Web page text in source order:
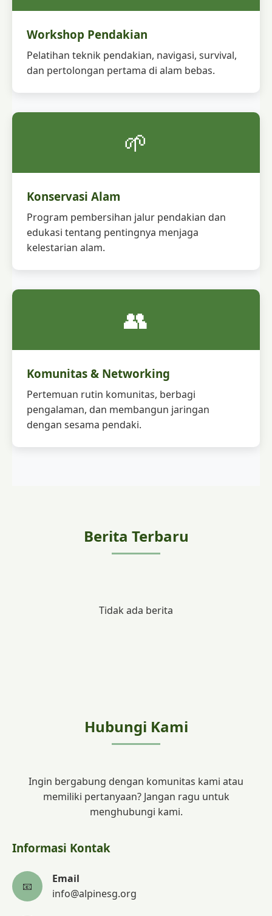
Workshop Pendakian
Pelatihan teknik pendakian, navigasi, survival,
dan pertolongan pertama di alam bebas.
🌱
Konservasi Alam
Program pembersihan jalur pendakian dan
edukasi tentang pentingnya menjaga
kelestarian alam.
👥
Komunitas & Networking
Pertemuan rutin komunitas, berbagi
pengalaman, dan membangun jaringan
dengan sesama pendaki.
Berita Terbaru
Tidak ada berita
Hubungi Kami
Ingin bergabung dengan komunitas kami atau
memiliki pertanyaan? Jangan ragu untuk
menghubungi kami.
Informasi Kontak
📧
Email
info@alpinesg.org